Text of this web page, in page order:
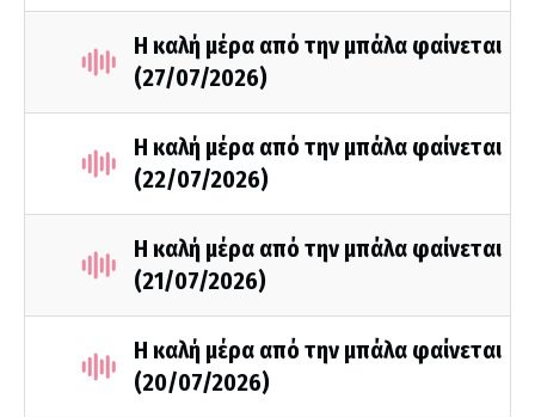
Η καλή μέρα από την μπάλα φαίνεται
(27/07/2026)
Η καλή μέρα από την μπάλα φαίνεται
(22/07/2026)
Η καλή μέρα από την μπάλα φαίνεται
(21/07/2026)
Η καλή μέρα από την μπάλα φαίνεται
(20/07/2026)